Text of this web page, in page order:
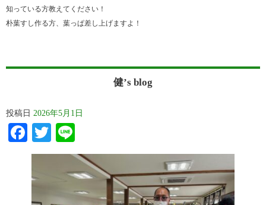
知っている方教えてください！
朴葉すし作る方、葉っぱ差し上げますよ！
健’s blog
投稿日 2026年5月1日
Facebook
Twitter